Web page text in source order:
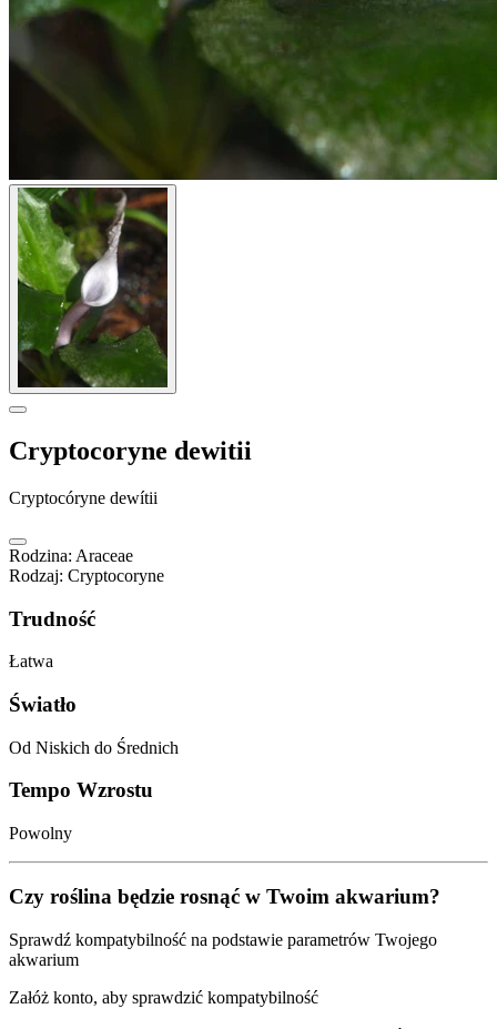
Cryptocoryne dewitii
Cryptocóryne dewítii
Rodzina: Araceae
Rodzaj: Cryptocoryne
Trudność
Łatwa
Światło
Od Niskich do Średnich
Tempo Wzrostu
Powolny
Czy roślina będzie rosnąć w Twoim akwarium?
Sprawdź kompatybilność na podstawie parametrów Twojego
akwarium
Załóż konto, aby sprawdzić kompatybilność